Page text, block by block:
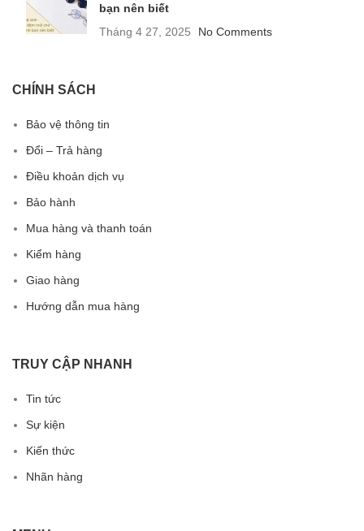
bạn nên biết
Tháng 4 27, 2025
No Comments
CHÍNH SÁCH
Bảo vệ thông tin
Đổi – Trả hàng
Điều khoản dịch vụ
Bảo hành
Mua hàng và thanh toán
Kiểm hàng
Giao hàng
Hướng dẫn mua hàng
TRUY CẬP NHANH
Tin tức
Sự kiện
Kiến thức
Nhãn hàng